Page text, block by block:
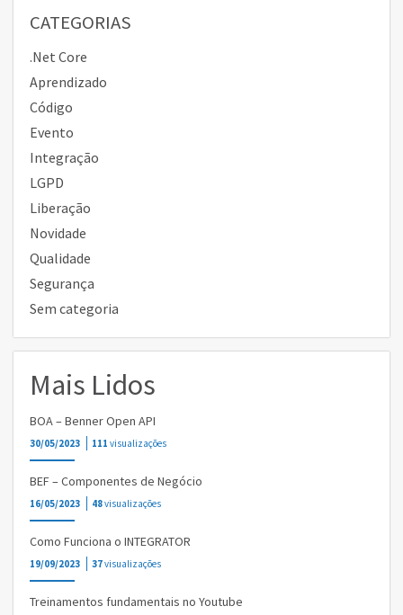
CATEGORIAS
.Net Core
Aprendizado
Código
Evento
Integração
LGPD
Liberação
Novidade
Qualidade
Segurança
Sem categoria
Mais Lidos
BOA – Benner Open API
30/05/2023 111 visualizações
BEF – Componentes de Negócio
16/05/2023 48visualizações
Como Funciona o INTEGRATOR
19/09/2023 37visualizações
Treinamentos fundamentais no Youtube